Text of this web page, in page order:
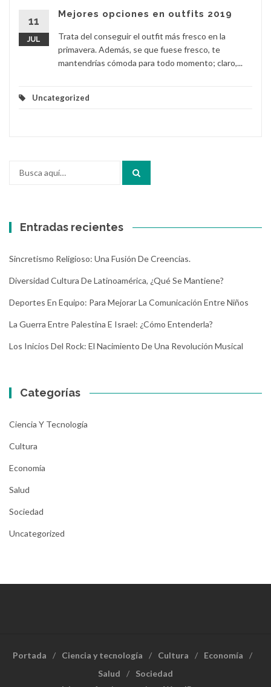
11
JUL
Mejores opciones en outfits 2019
Trata del conseguir el outfit más fresco en la
primavera. Además, se que fuese fresco, te
mantendrías cómoda para todo momento; claro,...
Uncategorized
Entradas recientes
Sincretismo Religioso: Una Fusión De Creencias.
Diversidad Cultura De Latinoamérica, ¿Qué Se Mantiene?
Deportes En Equipo: Para Mejorar La Comunicación Entre Niños
La Guerra Entre Palestina E Israel: ¿Cómo Entenderla?
Los Inicios Del Rock: El Nacimiento De Una Revolución Musical
Categorías
Ciencia Y Tecnología
Cultura
Economía
Salud
Sociedad
Uncategorized
Portada Ciencia y tecnología Cultura
Economía
Salud
Sociedad